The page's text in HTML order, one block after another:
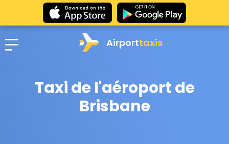
Airporttaxis
Taxi de l'aéroport de
Brisbane